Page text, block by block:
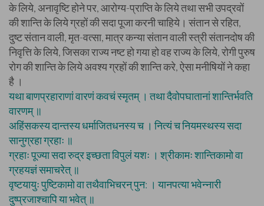
के लिये, अनावृष्टि होने पर, आरोग्य-प्राप्ति के लिये तथा सभी उपद्रवों
की शान्ति के लिये ग्रहों की सदा पूजा करनी चाहिये। संतान से रहित,
दुष्ट संतान वाली, मृत-वत्सा, मात्र कन्या संतान वाली स्त्री संतानदोष की
निवृत्ति के लिये, जिसका राज्य नष्ट हो गया हो वह राज्य के लिये, रोगी पुरुष
रोग की शान्ति के लिये अवश्य ग्रहों की शान्ति करे, ऐसा मनीषियों ने कहा
है ।
यथा बाणप्रहाराणां वारणं कवचं स्मृतम् । तथा दैवोपघातानां शान्तिर्भवति
वारणम् ॥
अहिंसकस्य दान्तस्य धर्माजितधनस्य च । नित्यं च नियमस्थस्य सदा
सानुग्रहा ग्रहाः ॥
ग्रहाः पूज्या सदा रुद्र इच्छता विपुलं यशः । श्रीकामः शान्तिकामो वा
ग्रहयज्ञं समाचरेत् ॥
वृष्टयायुः पुष्टिकामो वा तथैवाभिचरन् पुन: । यानपत्या भवेन्नारी
दुष्प्रजाश्चापि या भवेत् ॥